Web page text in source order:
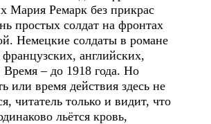
Мария Ремарк без прикрас
простых солдат на фронтах
Немецкие солдаты в романе
английских,
Время – до 1918 года. Но
или время действия здесь не
читатель только и видит, что
льётся кровь,